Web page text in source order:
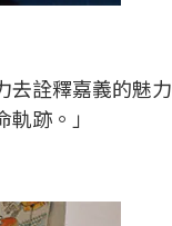
去詮釋嘉義的魅
跡。」